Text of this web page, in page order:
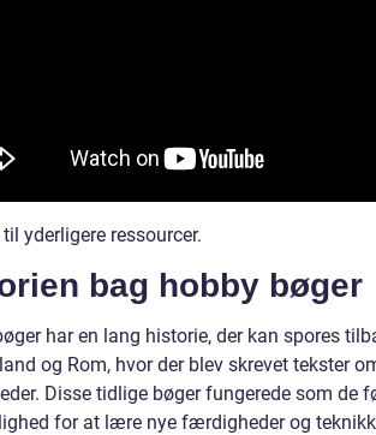
yderligere ressourcer.
bag hobby bøger
har en lang historie, der kan spores
og Rom, hvor der blev skrevet tekster
Disse tidlige bøger fungerede som de
for at lære nye færdigheder og